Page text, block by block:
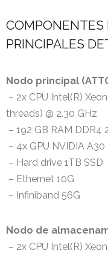
COMPONENTES
PRINCIPALES
Nodo principal
– 2x CPU Intel(R)
threads) @ 2.30 GHz
– 192 GB RAM DDR4
– 4x GPU NVIDIA A30
– Hard drive 1TB SSD
– Ethernet 10G
– Infiniband 56G
Nodo de
– 2x CPU Intel(R)